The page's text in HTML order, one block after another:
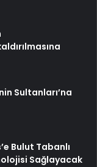
Sultanları’na
Bulut Tabanlı
Sağlayacak